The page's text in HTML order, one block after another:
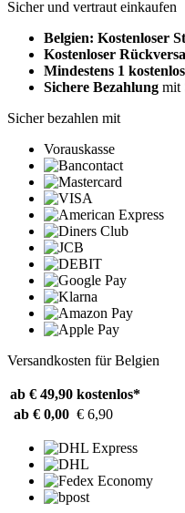
Sicher und vertraut einkaufen
Belgien: Kostenloser
Kostenloser
Mindestens 1
Sichere Bezahlung mit
Sicher bezahlen mit
Vorauskasse
Versandkosten für Belgien
ab € 49,90 kostenlos*
ab € 0,00 € 6,90